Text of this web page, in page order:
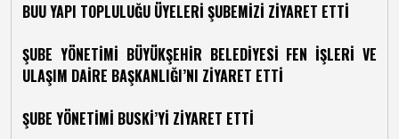
BUU YAPI TOPLULUĞU ÜYELERİ ŞUBEMİZİ ZİYARET ETTİ
ŞUBE YÖNETİMİ BÜYÜKŞEHİR BELEDİYESİ FEN İŞLERİ VE
ULAŞIM DAİRE BAŞKANLIĞI’NI ZİYARET ETTİ
ŞUBE YÖNETİMİ BUSKİ’Yİ ZİYARET ETTİ